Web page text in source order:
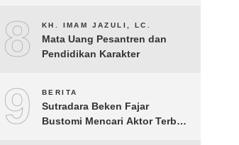
8 KH. IMAM JAZULI, LC.
Mata Uang Pesantren dan
Pendidikan Karakter
9 BERITA
Sutradara Beken Fajar
Bustomi Mencari Aktor Terbaik